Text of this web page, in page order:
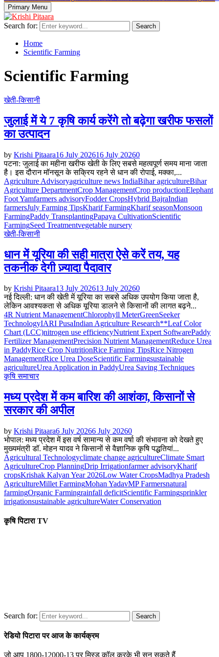
Primary Menu
Search for: Search
Home
Scientific Farming
Scientific Farming
खेती-किसानी
जुलाई में ये 7 कृषि कार्य करेंगे तो बढ़ेगा खरीफ फसलों
का उत्पादन
by Krishi Pitaara16 July 202616 July 20260
पटना: जुलाई का महीना खरीफ खेती के लिए सबसे महत्वपूर्ण समय माना जाता
है। इस दौरान मॉनसून के सक्रिय रहने से धान की रोपाई, मक्का,...
Agriculture Advisoryagriculture news IndiaBihar agricultureBihar
Agriculture DepartmentCrop ManagementCrop productionElephant
Foot Yamfarmers advisoryFodder CropsHybrid BajraIndian
farmersJuly Farming TipsKharif FarmingKharif seasonMonsoon
FarmingPaddy TransplantingPapaya CultivationScientific
FarmingSeed Treatmentvegetable nursery
खेती-किसानी
धान में यूरिया की सही मात्रा ऐसे करें तय, यह
तकनीक देगी ज़्यादा पैदावार
by Krishi Pitaara13 July 202613 July 20260
नई दिल्ली: धान की खेती में यूरिया का सबसे अधिक उपयोग किया जाता है,
लेकिन आवश्यकता से अधिक यूरिया डालने से किसानों की लागत बढ़ने...
4R Nutrient ManagementChlorophyll MeterGreenSeeker
TechnologyIARI PusaIndian Agriculture Research**Leaf Color
Chart (LCC)nitrogen use efficiencyNutrient Expert SoftwarePaddy
Fertilizer ManagementPrecision Nutrient ManagementReduce Urea
in PaddyRice Crop NutritionRice Farming TipsRice Nitrogen
ManagementRice Urea DoseScientific Farmingsustainable
agricultureUrea Application in PaddyUrea Saving Techniques
कृषि समाचार
मध्य प्रदेश में कम बारिश की आशंका, किसानों से
सरकार की अपील
by Krishi Pitaara6 July 20266 July 20260
भोपाल: मध्य प्रदेश में इस वर्ष सामान्य से कम वर्षा की संभावना को देखते हुए
मुख्यमंत्री डॉ. मोहन यादव ने किसानों से वैज्ञानिक कृषि पद्धतियां...
Agricultural Technologyclimate change agricultureClimate Smart
AgricultureCrop PlanningDrip Irrigationfarmer advisoryKharif
cropsKrishak Kalyan Year 2026Low Water CropsMadhya Pradesh
AgricultureMillet FarmingMohan YadavMP Farmersnatural
farmingOrganic Farmingrainfall deficitScientific Farmingsprinkler
irrigationsustainable agricultureWater Conservation
कृषि पिटारा TV
Search for: Search
रेडियो पिटारा पर आज के कार्यक्रम
जो आप 1800-12000-13 पर मिस्ड कॉल करके भी सुन सकते हैं